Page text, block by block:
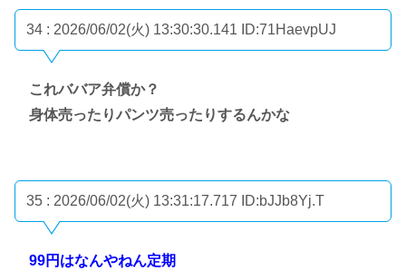
34 : 2026/06/02(火) 13:30:30.141 ID:71HaevpUJ
これババア弁償か？
身体売ったりパンツ売ったりするんかな
35 : 2026/06/02(火) 13:31:17.717 ID:bJJb8Yj.T
99円はなんやねん定期